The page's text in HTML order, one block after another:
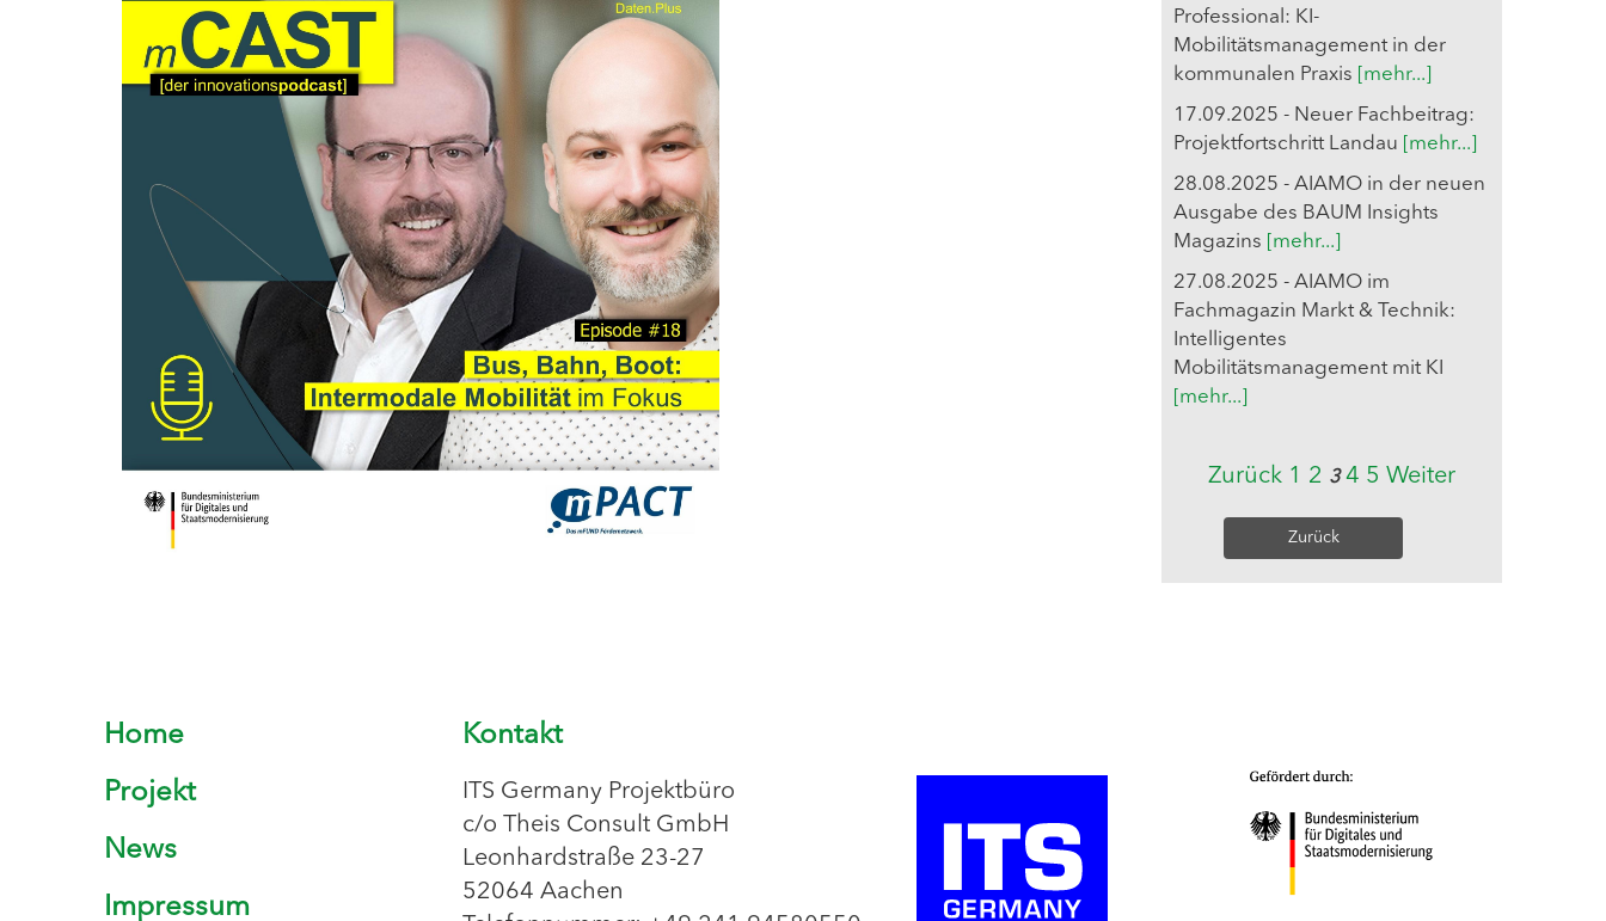
Professional: KI-
Mobilitätsmanagement in der
kommunalen Praxis
[mehr...]
17.09.2025 - Neuer Fachbeitrag:
Projektfortschritt Landau
[mehr...]
28.08.2025 - AIAMO in der neuen
Ausgabe des BAUM Insights
Magazins
[mehr...]
27.08.2025 - AIAMO im
Fachmagazin Markt & Technik:
Intelligentes
Mobilitätsmanagement mit KI
[mehr...]
Zurück 1 2 3 4 5 Weiter
Zurück
Home
Projekt
News
Impressum
Kontakt
ITS Germany Projektbüro
c/o Theis Consult GmbH
Leonhardstraße 23-27
52064 Aachen